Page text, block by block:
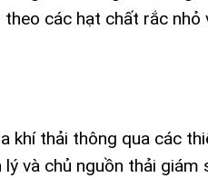
các hạt chất rắc
khí thải thông qua các
và chủ nguồn thải